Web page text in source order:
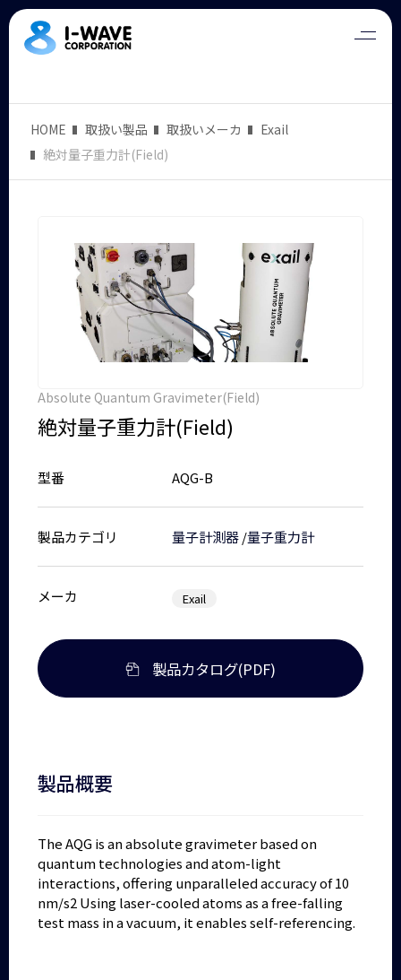
HOME 取扱い製品 取扱いメーカ
Exail
絶対量子重力計(Field)
Absolute Quantum Gravimeter(Field)
絶対量子重力計(Field)
型番 AQG-B
製品カテゴリ 量子計測器/量子重力計
メーカ Exail
製品カタログ(PDF)
製品概要
The AQG is an absolute gravimeter based on
quantum technologies and atom-light
interactions, offering unparalleled accuracy of 10
nm/s2 Using laser-cooled atoms as a free-falling
test mass in a vacuum, it enables self-referencing.